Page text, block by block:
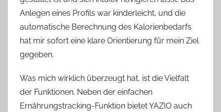
Anlegen eines Profils war kinderleicht, und die
automatische Berechnung des Kalorienbedarfs
hat mir sofort eine klare Orientierung für mein Ziel
gegeben.
Was mich wirklich überzeugt hat, ist die Vielfalt
der Funktionen. Neben der einfachen
Ernährungstracking-Funktion bietet YAZIO auch